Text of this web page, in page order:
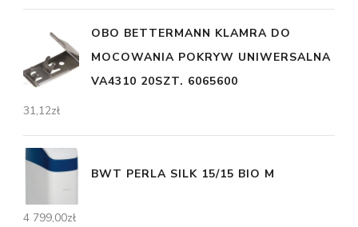
OBO BETTERMANN KLAMRA DO
MOCOWANIA POKRYW UNIWERSALNA
VA4310 20SZT. 6065600
31,12zł
BWT PERLA SILK 15/15 BIO M
4 799,00zł